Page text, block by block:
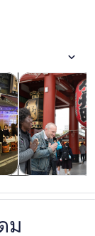
ดในแท็บใหม่
ม
งดื่ม & กิจกรรมย
ทัวร์ส่วนตัวเปิ
ม